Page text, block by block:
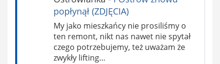
popłynął (ZDJĘCIA)
My jako mieszkańcy nie prosiliśmy o
ten remont, nikt nas nawet nie spytał
czego potrzebujemy, też uważam że
zwykły lifting…